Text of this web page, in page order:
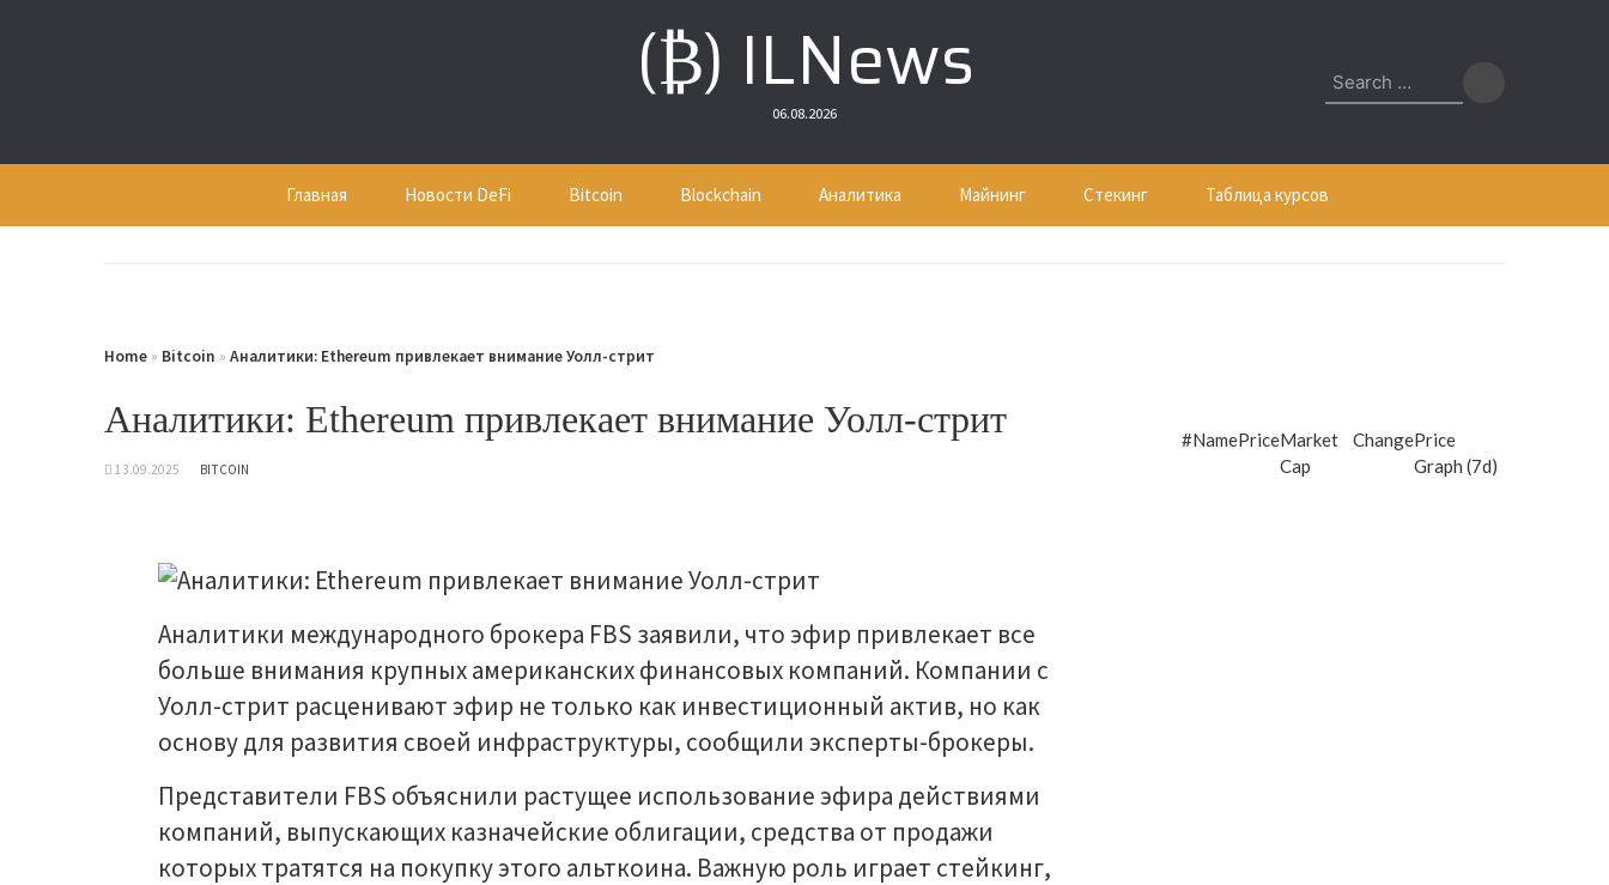
(₿) ILNews
06.08.2026
Search
for:
Главная Новости DeFi Bitcoin Blockchain Аналитика Майнинг Стекинг Таблица курсов
Home » Bitcoin » Аналитики: Ethereum привлекает внимание Уолл-стрит
Аналитики: Ethereum привлекает внимание Уолл-стрит
13.09.2025 BITCOIN
Аналитики международного брокера FBS заявили, что эфир привлекает все
больше внимания крупных американских финансовых компаний. Компании с
Уолл-стрит расценивают эфир не только как инвестиционный актив, но как
основу для развития своей инфраструктуры, сообщили эксперты-брокеры.
Представители FBS объяснили растущее использование эфира действиями
компаний, выпускающих казначейские облигации, средства от продажи
которых тратятся на покупку этого альткоина. Важную роль играет стейкинг,
#NamePriceMarket
Cap
ChangePrice
Graph (7d)